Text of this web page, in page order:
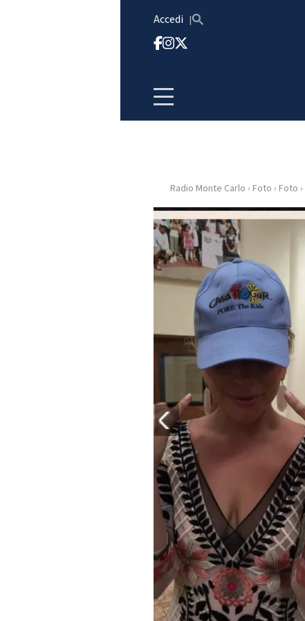
Accedi
HOME
RADIO
WEB
RADIO
PLAYLIST
FOTO
CONCORSI
EVENTI
VIDEO
TV
PRINCIPATO
Radio Monte Carlo › Foto › Foto ›